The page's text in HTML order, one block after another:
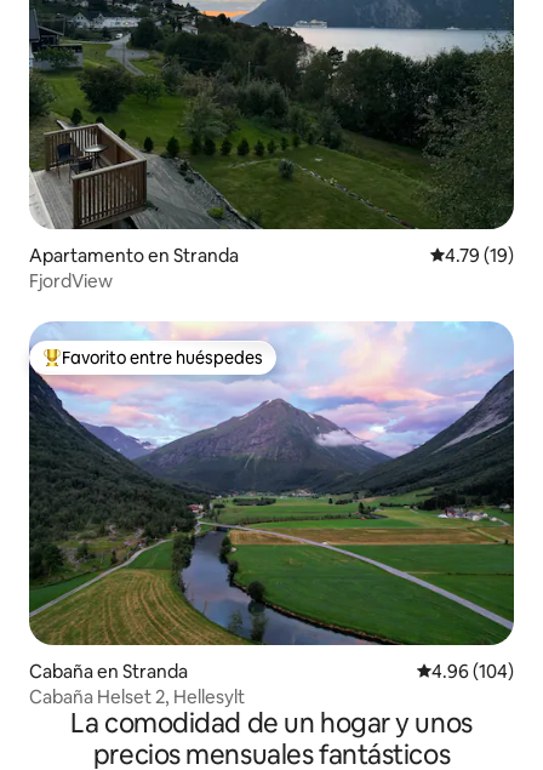
Apartamento en Stranda Calificación
4.79 (19)
FjordView
Favorito entre huéspedes preferido
Favorito entre huéspedes
Cabaña en Stranda Calificación
4.96 (104)
Cabaña Helset 2, Hellesylt
La comodidad de un hogar y unos
precios mensuales fantásticos